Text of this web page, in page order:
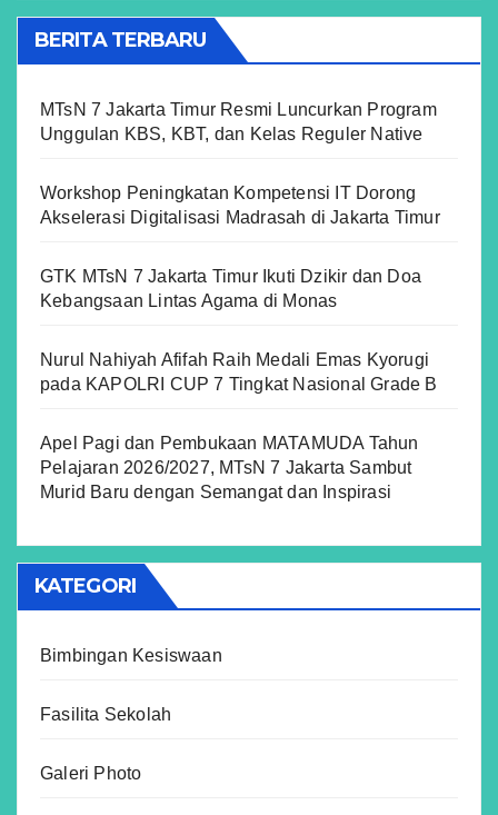
BERITA TERBARU
MTsN 7 Jakarta Timur Resmi Luncurkan Program
Unggulan KBS, KBT, dan Kelas Reguler Native
Workshop Peningkatan Kompetensi IT Dorong
Akselerasi Digitalisasi Madrasah di Jakarta Timur
GTK MTsN 7 Jakarta Timur Ikuti Dzikir dan Doa
Kebangsaan Lintas Agama di Monas
Nurul Nahiyah Afifah Raih Medali Emas Kyorugi
pada KAPOLRI CUP 7 Tingkat Nasional Grade B
Apel Pagi dan Pembukaan MATAMUDA Tahun
Pelajaran 2026/2027, MTsN 7 Jakarta Sambut
Murid Baru dengan Semangat dan Inspirasi
KATEGORI
Bimbingan Kesiswaan
Fasilita Sekolah
Galeri Photo